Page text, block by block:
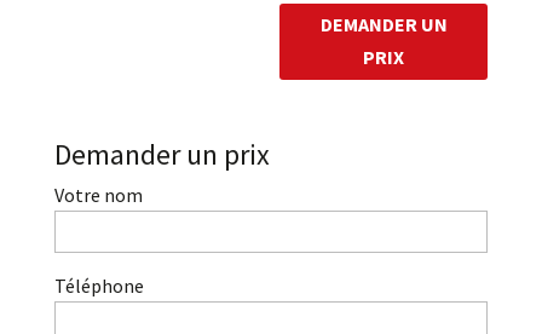
DEMANDER UN
PRIX
Demander un prix
Votre nom
Téléphone